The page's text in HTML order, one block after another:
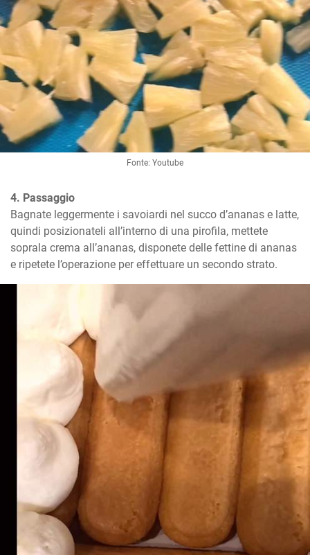
Fonte: Youtube
4. Passaggio
Bagnate leggermente i savoiardi nel succo d’ananas e latte,
quindi posizionateli all’interno di una pirofila, mettete
soprala crema all’ananas, disponete delle fettine di ananas
e ripetete l’operazione per effettuare un secondo strato.